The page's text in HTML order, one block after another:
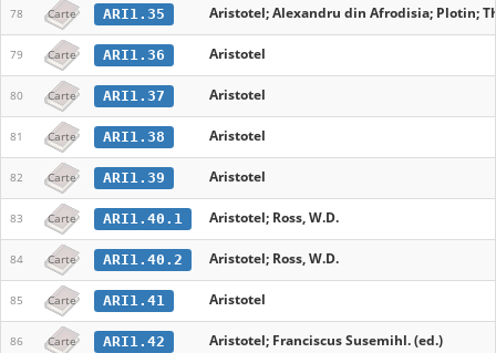
78 Carte ARI1.35 Aristotel; Alexandru din Afrodisia; Plotin;
79 Carte ARI1.36 Aristotel
80 Carte ARI1.37 Aristotel
81 Carte ARI1.38 Aristotel
82 Carte ARI1.39 Aristotel
83 Carte ARI1.40.1 Aristotel; Ross, W.D.
84 Carte ARI1.40.2 Aristotel; Ross, W.D.
85 Carte ARI1.41 Aristotel
86 Carte ARI1.42 Aristotel; Franciscus Susemihl. (ed.)